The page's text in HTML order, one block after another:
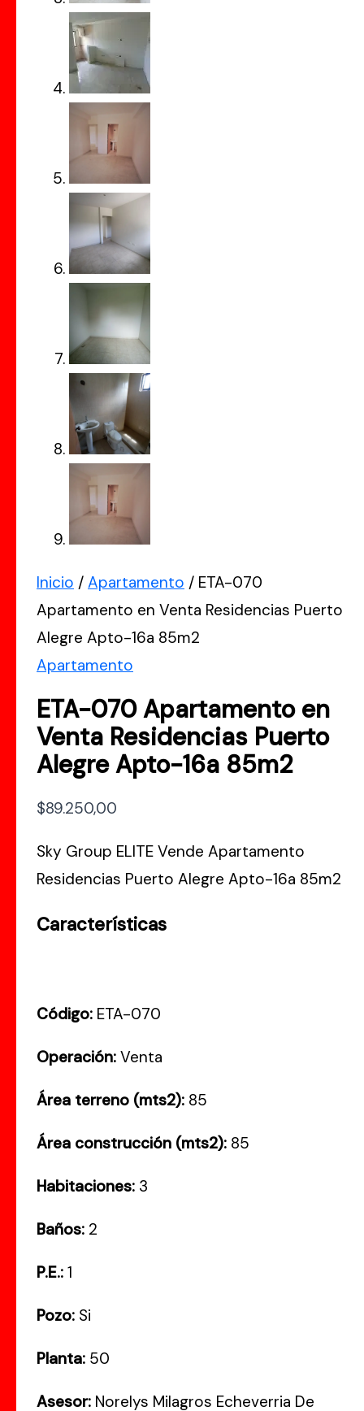
Inicio / Apartamento / ETA-070
Apartamento en Venta Residencias Puerto
Alegre Apto-16a 85m2
Apartamento
ETA-070 Apartamento en
Venta Residencias Puerto
Alegre Apto-16a 85m2
$89.250,00
Sky Group ELITE Vende Apartamento
Residencias Puerto Alegre Apto-16a 85m2
Características
Código: ETA-070
Operación: Venta
Área terreno (mts2): 85
Área construcción (mts2): 85
Habitaciones: 3
Baños: 2
P.E.: 1
Pozo: Si
Planta: 50
Asesor: Norelys Milagros Echeverria De